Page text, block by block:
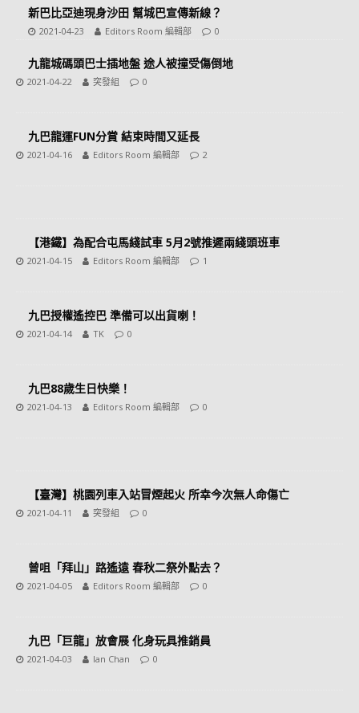
新巴比亞迪現身沙田 幫城巴宣傳新線？
2021-04-23 Editors Room 編輯部 0
九龍城碼頭巴士插地盤 途人被撞受傷倒地
2021-04-22 突發組 0
九巴龍運FUN分賞 結束時間又延長
2021-04-16 Editors Room 編輯部 2
【港鐵】為配合屯馬綫試車 5月2號推遲兩綫頭班車
2021-04-15 Editors Room 編輯部 1
九巴授權遙控巴 準備可以出貨喇！
2021-04-14 TK 0
九巴88歲生日快樂！
2021-04-13 Editors Room 編輯部 0
【臺灣】桃園列車入站冒煙起火 所幸今次無人命傷亡
2021-04-11 突發組 0
曾咀「拜山」路遙遠 春秋二祭外點去？
2021-04-05 Editors Room 編輯部 0
九巴「巨龍」放會展 化身玩具推銷員
2021-04-03 Ian Chan 0